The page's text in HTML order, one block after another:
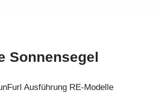
Sonnensegel
Ausführung RE-Modelle